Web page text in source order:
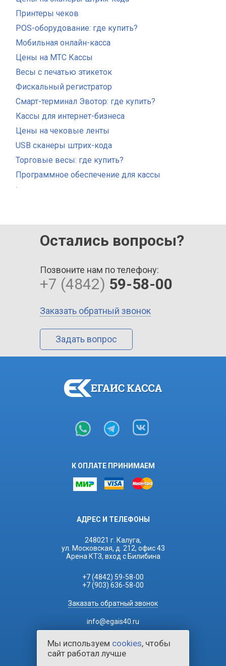
Принтеры чеков
POS-оборудование: где купить?
Мобильная онлайн-касса
Цены на МТС Кассы
Весы с печатью этикеток
Фискальный регистратор
Смарт-терминал Эвотор: где купить?
Кассы для интернет-бизнеса
Цены на чековые ленты
USB сканеры штрих-кода
Торговые весы: где купить?
Программное обеспечение для кассы
.
Остались вопросы?
Позвоните нам по телефону:
+7 (4842) 59-58-00
Заказать обратный звонок
Задать вопрос
К ОПЛАТЕ ПРИНИМАЕМ
АДРЕС И ТЕЛЕФОНЫ
248021 г. Калуга,
ул. Московская, д. 212, офис 43
Арена КТЗ, вход с Билибина
+7 (4842) 59-58-00
+7 (903) 636-58-00
Заказать обратный звонок
info@egais40.ru
Мы используем cookies, чтобы
сайт работал лучше